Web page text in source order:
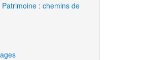
: chemins de